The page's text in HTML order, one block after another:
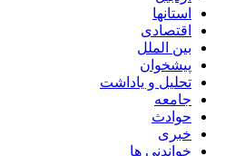
استانها
اقتصادی
بین الملل
پیشخوان
تحلیل و یاداشت
جامعه
حوادث
خبری
خواندنی ها